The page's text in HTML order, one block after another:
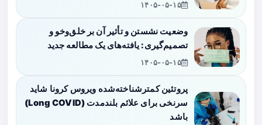
۱۴۰۵-۰۵-۱۵
وضعیت نشستن و تأثیر آن بر خلق‌وخو و
تصمیم‌گیری: یافته‌های یک مطالعه جدید
۱۴۰۵-۰۵-۱۵
پروتئین کمترشناخته‌شده ویروس کرونا شاید
سرنخی برای علائم بلندمدت (Long COVID)
باشد